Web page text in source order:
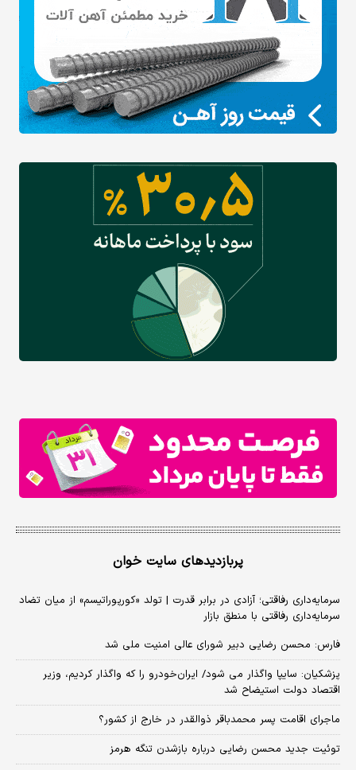
پربازدیدهای سایت خوان
سرمایه‌داری رفاقتی؛ آزادی در برابر قدرت | تولد «کورپوراتیسم» از میان تضاد
سرمایه‌داری رفاقتی با منطق بازار
فارس: محسن رضایی دبیر شورای عالی امنیت ملی شد
پزشکیان: سایپا واگذار می شود/ ایران‌خودرو را که واگذار کردیم، وزیر
اقتصاد دولت استیضاح شد
ماجرای اقامت پسر محمدباقر ذوالقدر در خارج از کشور؟
توئیت جدید محسن رضایی درباره بازشدن تنگه هرمز